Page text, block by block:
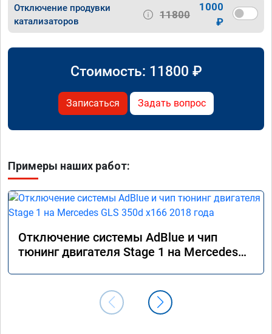
Отключение продувки
катализаторов
11800
1000
₽
Стоимость: 11800 ₽
Записаться Задать вопрос
Примеры наших работ:
Отключение системы AdBlue и чип
тюнинг двигателя Stage 1 на Mercedes